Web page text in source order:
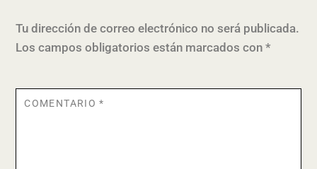
Tu dirección de correo electrónico no será publicada.
Los campos obligatorios están marcados con*
COMENTARIO*